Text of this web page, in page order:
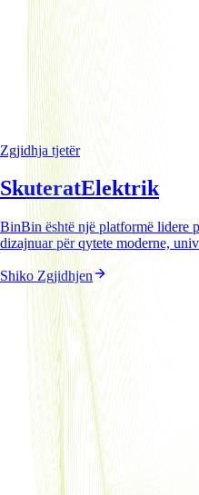
Zgjidhja tjetër
SkuteratElektrik
BinBin është një platformë lidere
dizajnuar për qytete moderne,
Shiko Zgjidhjen